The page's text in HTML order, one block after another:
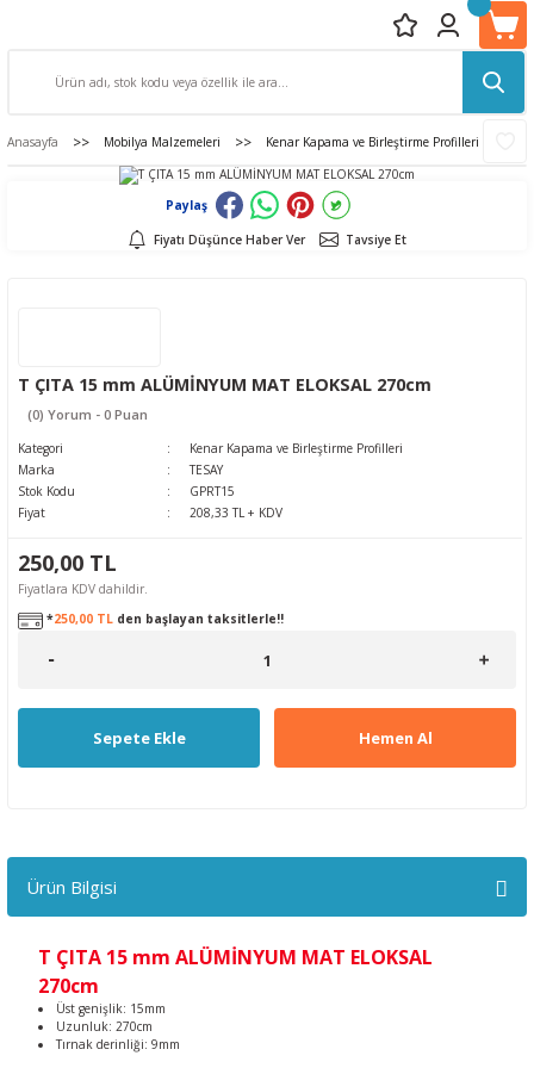
Anasayfa Mobilya Malzemeleri Kenar Kapama ve Birleştirme Profilleri
Paylaş
Fiyatı Düşünce Haber Ver Tavsiye Et
T ÇITA 15 mm ALÜMİNYUM MAT ELOKSAL 270cm
(0) Yorum - 0 Puan
Kategori
Kenar Kapama ve Birleştirme Profilleri
Marka
TESAY
Stok Kodu
GPRT15
Fiyat
208,33 TL + KDV
250,00 TL
Fiyatlara KDV dahildir.
*250,00 TL den başlayan taksitlerle!!
Sepete Ekle Hemen Al
Ürün Bilgisi
T ÇITA 15 mm ALÜMİNYUM MAT ELOKSAL
270cm
Üst genişlik: 15mm
Uzunluk: 270cm
Tırnak derinliği: 9mm